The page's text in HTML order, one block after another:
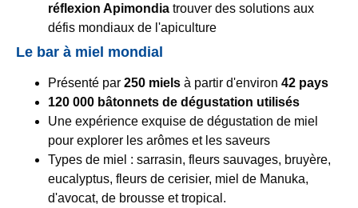
réflexion Apimondia trouver des solutions aux
défis mondiaux de l'apiculture
Le bar à miel mondial
Présenté par 250 miels à partir d'environ 42 pays
120 000 bâtonnets de dégustation utilisés
Une expérience exquise de dégustation de miel
pour explorer les arômes et les saveurs
Types de miel : sarrasin, fleurs sauvages, bruyère,
eucalyptus, fleurs de cerisier, miel de Manuka,
d'avocat, de brousse et tropical.